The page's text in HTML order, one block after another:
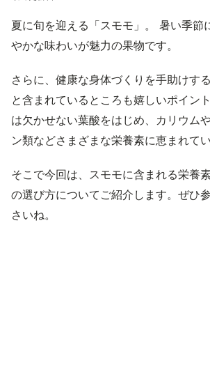
夏に旬を迎える「スモモ」。 暑い季節
やかな味わいが魅力の果物です。
さらに、健康な身体づくりを手助けす
と含まれているところも嬉しいポイン
は欠かせない葉酸をはじめ、カリウム
ン類などさまざまな栄養素に恵まれてい
そこで今回は、スモモに含まれる栄養
の選び方についてご紹介します。ぜひ
さいね。